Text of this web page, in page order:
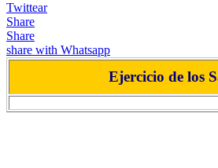
Twittear
Share
Share
share with Whatsapp
Ejercicio de los